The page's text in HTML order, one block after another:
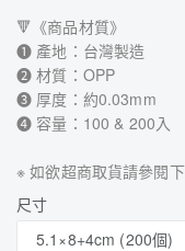
🔻《商品材質》
➊ 產地：台灣製造
➋ 材質：OPP
➌ 厚度：約0.03mm
➍ 容量：100 & 200入
※ 如欲超商取貨請參閱下
尺寸
5.1×8+4cm (200個)